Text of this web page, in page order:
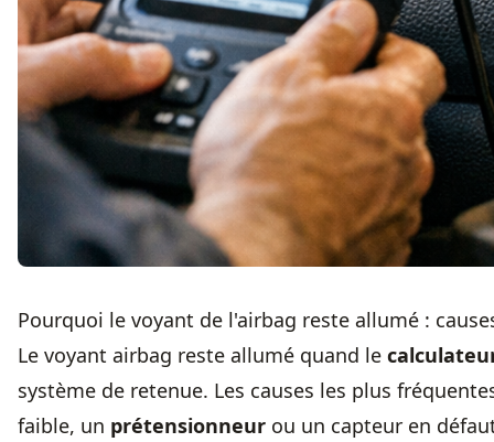
Pourquoi le voyant de l'airbag reste allumé :
Le voyant airbag reste allumé quand le
système de retenue. Les causes les plus
faible, un prétensionneur ou un capteur en